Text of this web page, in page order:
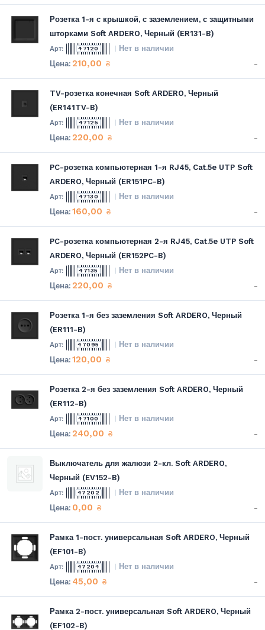
Розетка 1-я с крышкой, с заземлением, с защитными
шторками Soft ARDERO, Черный (ER131-B)
47120 Нет в наличии
210,00 ₴ -
TV-розетка конечная Soft ARDERO, Черный
(ER141TV-B)
47125 Нет в наличии
220,00 ₴ -
PC-розетка компьютерная 1-я RJ45, Cat.5e UTP Soft
ARDERO, Черный (ER151PC-B)
47130 Нет в наличии
160,00 ₴ -
PC-розетка компьютерная 2-я RJ45, Cat.5e UTP Soft
ARDERO, Черный (ER152PC-B)
47135 Нет в наличии
220,00 ₴ -
Розетка 1-я без заземления Soft ARDERO, Черный
(ER111-B)
47095 Нет в наличии
120,00 ₴ -
Розетка 2-я без заземления Soft ARDERO, Черный
(ER112-B)
47100 Нет в наличии
240,00 ₴ -
Выключатель для жалюзи 2-кл. Soft ARDERO,
Черный (EV152-B)
47202 Нет в наличии
0,00 ₴ -
Рамка 1-пост. универсальная Soft ARDERO, Черный
(EF101-B)
47204 Нет в наличии
45,00 ₴ -
Рамка 2-пост. универсальная Soft ARDERO, Черный
(EF102-B)